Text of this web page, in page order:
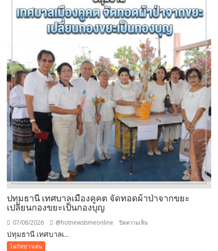
ห้าม
ใช้
“สาร
จับ
ตัว
ยาง
ชนิด
ผง-
ผงขาว”
โรงงาน
ประกาศ
ปฏิเสธ
รับ
ซื้อ
ขั้น
ต่ำ
ปทุมธานี เทศบาลเมืองคูคต จัดทอดผ้าป่าจากขยะ
เปลี่ยนกองขยะเป็นกองบุญ
07/08/2026 @hotnewstimeonline ปิดความเห็น
ปทุมธานี เทศบาลเ...
โฟกัสข่าวเด่น